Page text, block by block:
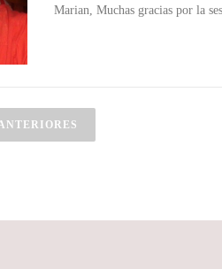
Marian, Muchas gracias por la